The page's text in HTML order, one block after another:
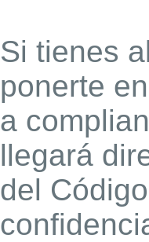
Si tienes
ponerte
a
llegará
del